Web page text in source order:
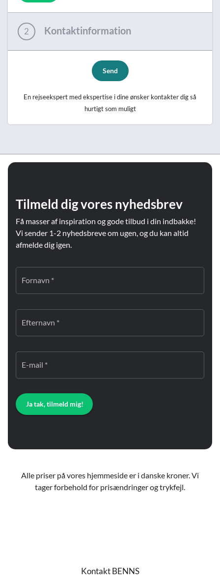
2 Kontaktinformation
Send
En rejseekspert med ekspertise i dine ønsker kontakter dig så
hurtigt som muligt
Tilmeld dig vores nyhedsbrev
Få masser af inspiration og gode tilbud i din indbakke!
Vi sender 1-2 nyhedsbreve om ugen, og du kan altid
afmelde dig igen.
Fornavn *
Efternavn *
E-mail *
Ja tak, tilmeld mig!
Alle priser på vores hjemmeside er i danske kroner. Vi
tager forbehold for prisændringer og trykfejl.
Kontakt BENNS